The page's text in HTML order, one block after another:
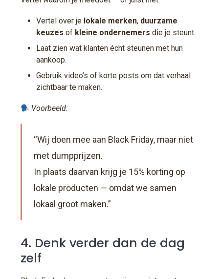
Vertel over je lokale merken, duurzame
keuzes of kleine ondernemers die je steunt.
Laat zien wat klanten écht steunen met hun
aankoop.
Gebruik video’s of korte posts om dat verhaal
zichtbaar te maken.
Voorbeeld:
“Wij doen mee aan Black Friday, maar niet
met dumpprijzen.
In plaats daarvan krijg je 15% korting op
lokale producten — omdat we samen
lokaal groot maken.”
4. Denk verder dan de dag
zelf